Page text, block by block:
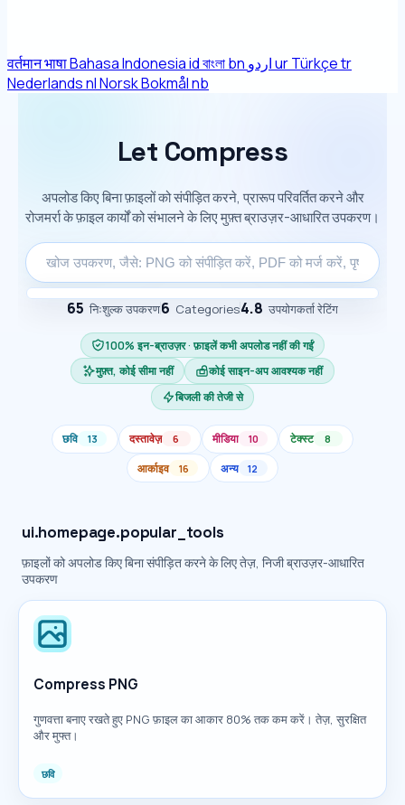
वर्तमान भाषाBahasa Indonesiaidবাংলাbn اردوurTürkçetr
NederlandsnlNorsk Bokmålnb
Let Compress
अपलोड किए बिना फ़ाइलों को संपीड़ित करने, प्रारूप परिवर्तित करने और
रोजमर्रा के फ़ाइल कार्यों को संभालने के लिए मुफ़्त ब्राउज़र-आधारित उपकरण।
65 निःशुल्क उपकरण6 Categories4.8 उपयोगकर्ता रेटिंग
100% इन-ब्राउज़र · फ़ाइलें कभी अपलोड नहीं की गईं
मुफ़्त, कोई सीमा नहीं
कोई साइन-अप आवश्यक नहीं
बिजली की तेजी से
छवि 13 दस्तावेज़ 6 मीडिया 10 टेक्स्ट 8
आर्काइव 16 अन्य 12
ui.homepage.popular_tools
फ़ाइलों को अपलोड किए बिना संपीड़ित करने के लिए तेज़, निजी ब्राउज़र-आधारित
उपकरण
Compress PNG
गुणवत्ता बनाए रखते हुए PNG फ़ाइल का आकार 80% तक कम करें। तेज़, सुरक्षित
और मुफ्त।
छवि